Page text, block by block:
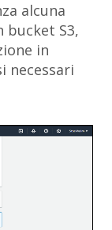
alcuna
bucket S3,
in
necessari